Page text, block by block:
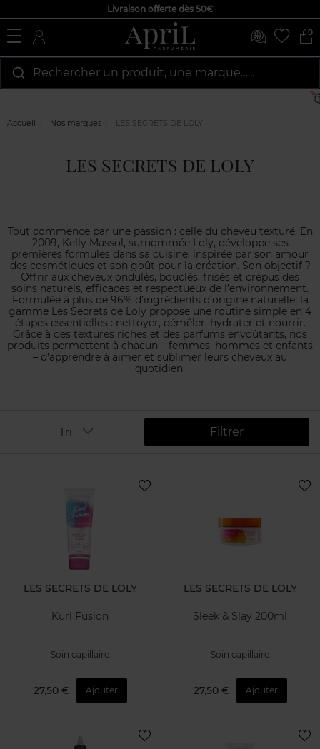
Livraison offerte dès 50€
0
Rechercher un produit, une marque…...
Accueil Nos marques LES SECRETS DE LOLY
LES SECRETS DE LOLY
Tout commence par une passion : celle du cheveu texturé. En
2009, Kelly Massol, surnommée Loly, développe ses
premières formules dans sa cuisine, inspirée par son amour
des cosmétiques et son goût pour la création. Son objectif ?
Offrir aux cheveux ondulés, bouclés, frisés et crépus des
soins naturels, efficaces et respectueux de l’environnement.
Formulée à plus de 96% d’ingrédients d’origine naturelle, la
gamme Les Secrets de Loly propose une routine simple en 4
étapes essentielles : nettoyer, démêler, hydrater et nourrir.
Grâce à des textures riches et des parfums envoûtants, nos
produits permettent à chacun – femmes, hommes et enfants
– d’apprendre à aimer et sublimer leurs cheveux au
quotidien.
Filtrer
Tri
LES SECRETS DE LOLY
Kurl Fusion
Soin capillaire
27,50 € Ajouter
LES SECRETS DE LOLY
Sleek & Slay 200ml
Soin capillaire
27,50 € Ajouter